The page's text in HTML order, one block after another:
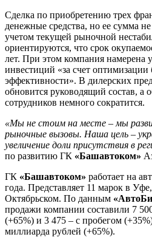
Сделка по приобретению трех
денежные средства, но ее сумма
учетом текущей рыночной
ориентируются, что срок
лет. При этом компания намерена
инвестиций «за счет оптимизации
эффективности». В дилерских
обновится руководящий состав, а
сотрудников немного сократится.
«Мы не стоим на месте – мы
рыночные вызовы. Наша цель –
увеличение доли присутствия в
по развитию ГК «Башавтоком»
ГК «Башавтоком» работает на
года. Представляет 11 марок в
Октябрьском. По данным
продажи компании составили 7
(+65%) и 3 475 – с пробегом
миллиарда рублей (+65%).